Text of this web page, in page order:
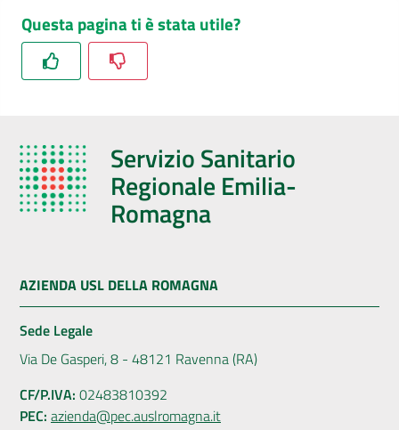
Questa pagina ti è stata utile?
Servizio Sanitario
Regionale Emilia-
Romagna
AZIENDA USL DELLA ROMAGNA
Sede Legale
Via De Gasperi, 8 - 48121 Ravenna (RA)
CF/P.IVA: 02483810392
PEC: azienda@pec.auslromagna.it